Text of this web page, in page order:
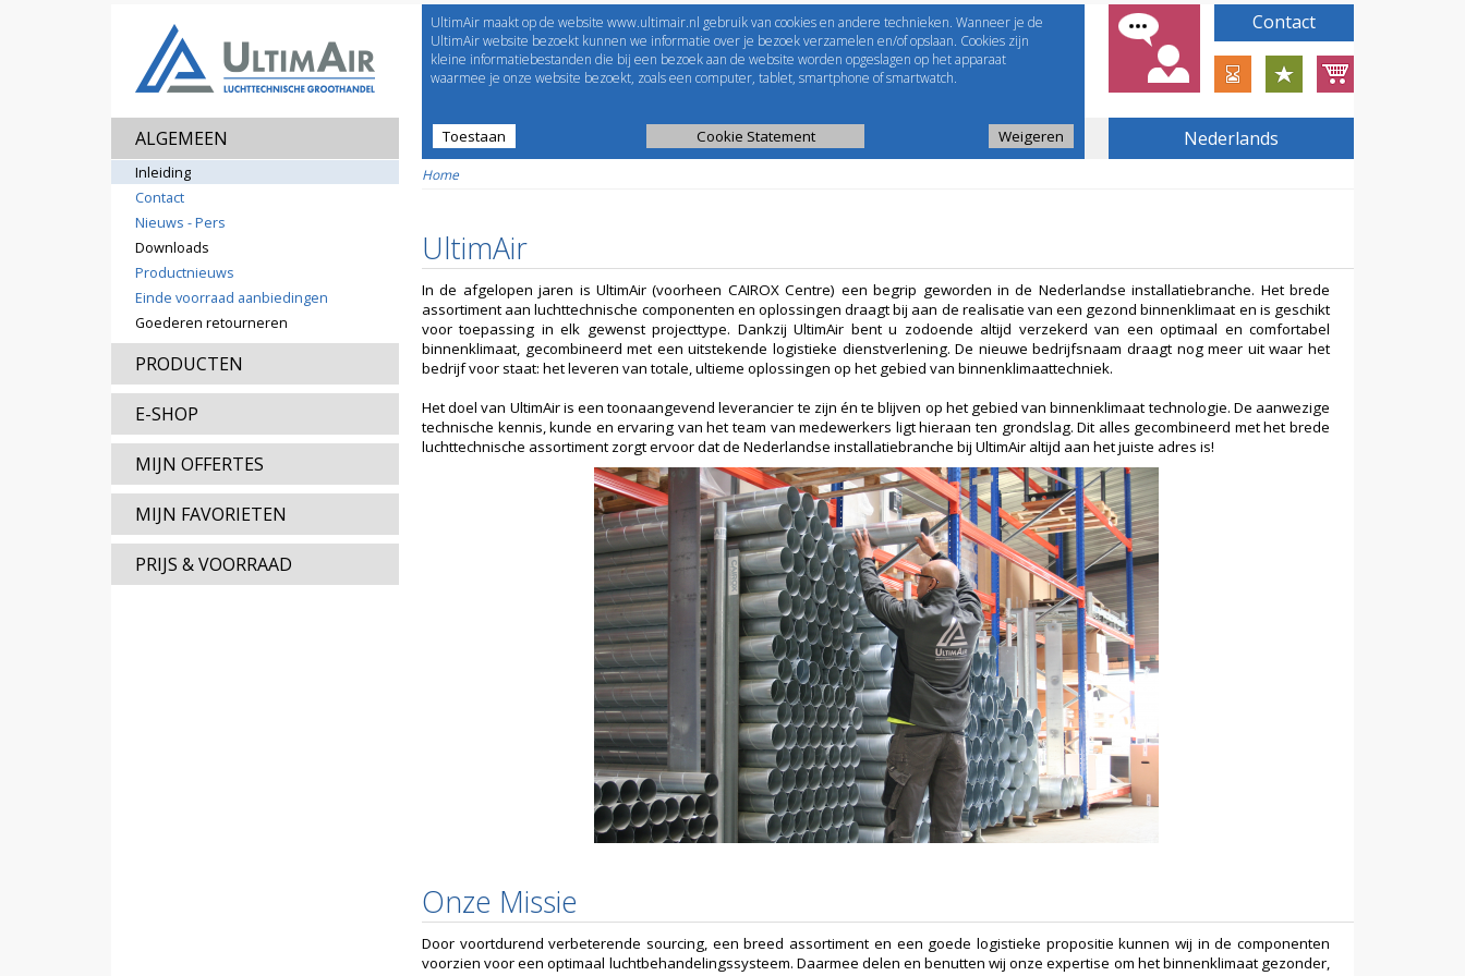
ALGEMEEN
Inleiding
Contact
Nieuws - Pers
Downloads
Productnieuws
Einde voorraad aanbiedingen
Goederen retourneren
PRODUCTEN
E-SHOP
MIJN OFFERTES
MIJN FAVORIETEN
PRIJS & VOORRAAD
EShop-nummer
Wachtwoord
Welcome toUltimAir
Prijslijst Selectie tools
UltimAir maakt op de website www.ultimair.nl gebruik van cookies en andere technieken. Wanneer je de
UltimAir website bezoekt kunnen we informatie over je bezoek verzamelen en/of opslaan. Cookies zijn
kleine informatiebestanden die bij een bezoek aan de website worden opgeslagen op het apparaat
waarmee je onze website bezoekt, zoals een computer, tablet, smartphone of smartwatch.
Toestaan Cookie Statement Weigeren Nederlands
Contact
Home
UltimAir
In de afgelopen jaren is UltimAir (voorheen CAIROX Centre) een begrip geworden in de Nederlandse installatiebranche. Het brede
assortiment aan luchttechnische componenten en oplossingen draagt bij aan de realisatie van een gezond binnenklimaat en is geschikt
voor toepassing in elk gewenst projecttype. Dankzij UltimAir bent u zodoende altijd verzekerd van een optimaal en comfortabel
binnenklimaat, gecombineerd met een uitstekende logistieke dienstverlening. De nieuwe bedrijfsnaam draagt nog meer uit waar het
bedrijf voor staat: het leveren van totale, ultieme oplossingen op het gebied van binnenklimaattechniek.
Het doel van UltimAir is een toonaangevend leverancier te zijn én te blijven op het gebied van binnenklimaat technologie. De aanwezige
technische kennis, kunde en ervaring van het team van medewerkers ligt hieraan ten grondslag. Dit alles gecombineerd met het brede
luchttechnische assortiment zorgt ervoor dat de Nederlandse installatiebranche bij UltimAir altijd aan het juiste adres is!
Onze Missie
Door voortdurend verbeterende sourcing, een breed assortiment en een goede logistieke propositie kunnen wij in de componenten
voorzien voor een optimaal luchtbehandelingssysteem. Daarmee delen en benutten wij onze expertise om het binnenklimaat gezonder,